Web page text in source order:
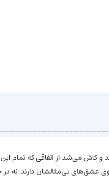
می‌شد از اتفاقی که تمام این
بی‌مثالشان دارند. نه در